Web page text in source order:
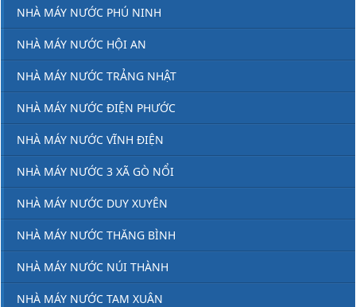
NHÀ MÁY NƯỚC PHÚ NINH
NHÀ MÁY NƯỚC HỘI AN
NHÀ MÁY NƯỚC TRẢNG NHẬT
NHÀ MÁY NƯỚC ĐIỆN PHƯỚC
NHÀ MÁY NƯỚC VĨNH ĐIỆN
NHÀ MÁY NƯỚC 3 XÃ GÒ NỔI
NHÀ MÁY NƯỚC DUY XUYÊN
NHÀ MÁY NƯỚC THĂNG BÌNH
NHÀ MÁY NƯỚC NÚI THÀNH
NHÀ MÁY NƯỚC TAM XUÂN